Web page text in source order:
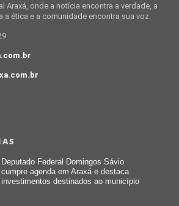
Araxá, onde a notícia encontra a verdade, a
a ética e a comunidade encontra sua voz.
Deputado Federal Domingos Sávio
cumpre agenda em Araxá e destaca
investimentos destinados ao município